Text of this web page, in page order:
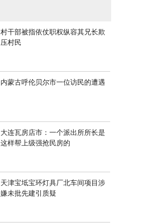
村干部被指依仗职权纵容其兄长欺
压村民
内蒙古呼伦贝尔市一位访民的遭遇
大连瓦房店市：一个派出所所长是
这样帮上级强抢民房的
天津宝坻宝环灯具厂北车间项目涉
嫌未批先建引质疑